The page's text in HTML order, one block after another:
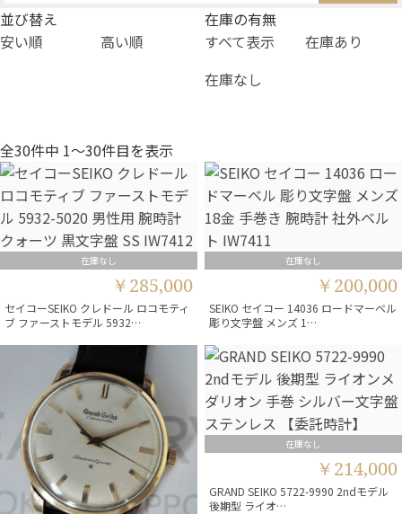
並び替え
安い順
高い順
在庫の有無
すべて表示
在庫あり
在庫なし
全30件中 1〜30件目を表示
在庫なし
￥285,000
セイコーSEIKO クレドール ロコモティ
ブ ファーストモデル 5932…
在庫なし
￥200,000
SEIKO セイコー 14036 ロードマーベル
彫り文字盤 メンズ 1…
在庫なし
￥214,000
GRAND SEIKO 5722-9990 2ndモデル
後期型 ライオ…